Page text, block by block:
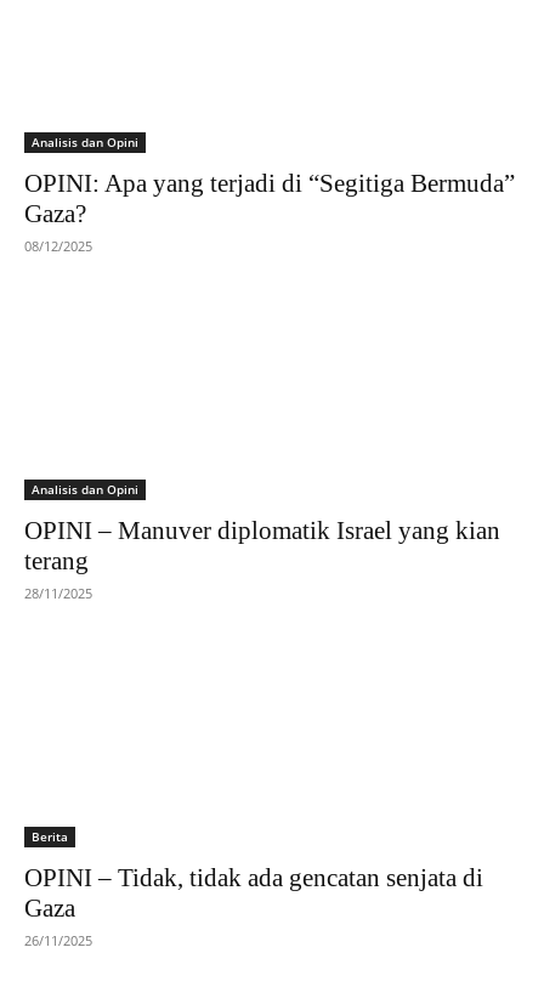
Analisis dan Opini
OPINI: Apa yang terjadi di “Segitiga Bermuda”
Gaza?
08/12/2025
Analisis dan Opini
OPINI – Manuver diplomatik Israel yang kian
terang
28/11/2025
Berita
OPINI – Tidak, tidak ada gencatan senjata di
Gaza
26/11/2025